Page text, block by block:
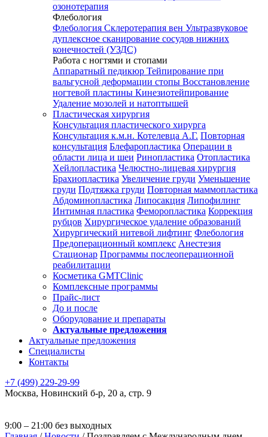
озонотерапия
Флебология
Флебология Склеротерапия вен Ультразвуковое
дуплексное сканирование сосудов нижних
конечностей (УЗДС)
Работа с ногтями и стопами
Аппаратный педикюр Тейпирование при
вальгусной деформации стопы Восстановление
ногтевой пластины Кинезиотейпирование
Удаление мозолей и натоптышей
Пластическая хирургия
Консультация пластического хирурга
Консультация к.м.н. Котелевца А.Г. Повторная
консультация Блефаропластика Операции в
области лица и шеи Ринопластика Отопластика
Хейлопластика Челюстно-лицевая хирургия
Брахиопластика Увеличение груди Уменьшение
груди Подтяжка груди Повторная маммопластика
Абдоминопластика Липосакция Липофилинг
Интимная пластика Феморопластика Коррекция
рубцов Хирургическое удаление образований
Хирургический нитевой лифтинг Флебология
Предоперационный комплекс Анестезия
Стационар Программы послеоперационной
реабилитации
Косметика GMTClinic
Комплексные программы
Прайс-лист
До и после
Оборудование и препараты
Актуальные предложения
Актуальные предложения
Специалисты
Контакты
+7 (499) 229-29-99
Москва, Новинский б-р, 20 а, стр. 9
9:00 – 21:00 без выходных